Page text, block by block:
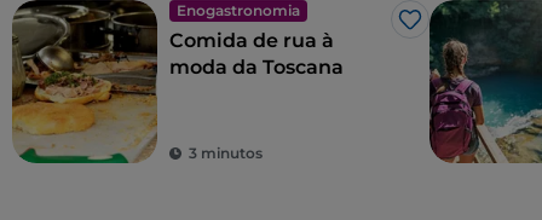
Enogastronomia
Gosto
Comida de rua à
moda da Toscana
3 minutos